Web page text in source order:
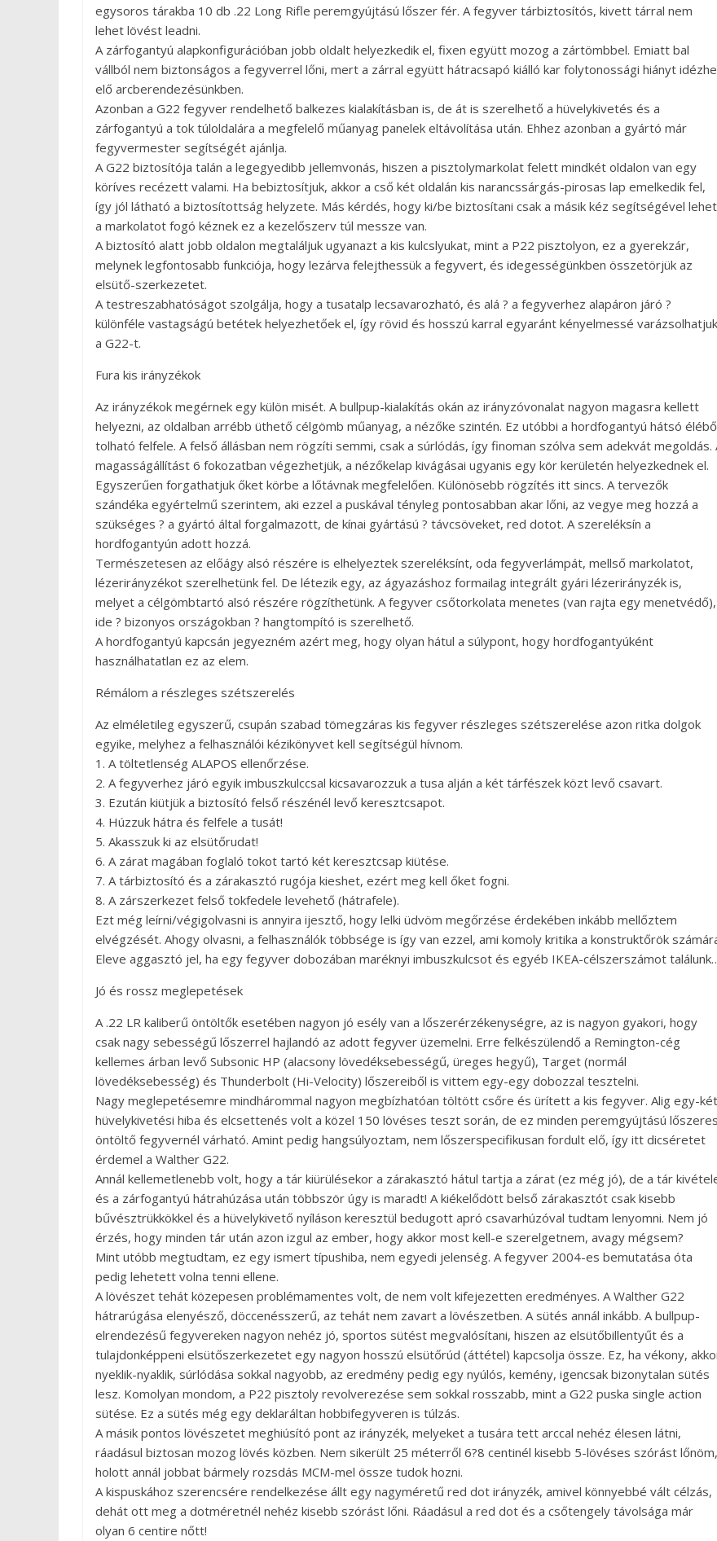
egysoros tárakba 10 db .22 Long Rifle peremgyújtású lőszer fér. A fegyver tárbiztosítós, kivett tárral nem
lehet lövést leadni.
A zárfogantyú alapkonfigurációban jobb oldalt helyezkedik el, fixen együtt mozog a zártömbbel. Emiatt bal
vállból nem biztonságos a fegyverrel lőni, mert a zárral együtt hátracsapó kiálló kar folytonossági hiányt
elő arcberendezésünkben.
Azonban a G22 fegyver rendelhető balkezes kialakításban is, de át is szerelhető a hüvelykivetés és a
zárfogantyú a tok túloldalára a megfelelő műanyag panelek eltávolítása után. Ehhez azonban a gyártó már
fegyvermester segítségét ajánlja.
A G22 biztosítója talán a legegyedibb jellemvonás, hiszen a pisztolymarkolat felett mindkét oldalon van egy
köríves recézett valami. Ha bebiztosítjuk, akkor a cső két oldalán kis narancssárgás-pirosas lap emelkedik fel,
így jól látható a biztosítottság helyzete. Más kérdés, hogy ki/be biztosítani csak a másik kéz segítségével
a markolatot fogó kéznek ez a kezelőszerv túl messze van.
A biztosító alatt jobb oldalon megtaláljuk ugyanazt a kis kulcslyukat, mint a P22 pisztolyon, ez a gyerekzár,
melynek legfontosabb funkciója, hogy lezárva felejthessük a fegyvert, és idegességünkben összetörjük az
elsütő-szerkezetet.
A testreszabhatóságot szolgálja, hogy a tusatalp lecsavarozható, és alá ? a fegyverhez alapáron járó ?
különféle vastagságú betétek helyezhetőek el, így rövid és hosszú karral egyaránt kényelmessé varázsolhatjuk
a G22-t.
Fura kis irányzékok
Az irányzékok megérnek egy külön misét. A bullpup-kialakítás okán az irányzóvonalat nagyon magasra kellett
helyezni, az oldalban arrébb üthető célgömb műanyag, a nézőke szintén. Ez utóbbi a hordfogantyú hátsó
tolható felfele. A felső állásban nem rögzíti semmi, csak a súrlódás, így finoman szólva sem adekvát megoldás.
magasságállítást 6 fokozatban végezhetjük, a nézőkelap kivágásai ugyanis egy kör kerületén helyezkednek el.
Egyszerűen forgathatjuk őket körbe a lőtávnak megfelelően. Különösebb rögzítés itt sincs. A tervezők
szándéka egyértelmű szerintem, aki ezzel a puskával tényleg pontosabban akar lőni, az vegye meg hozzá a
szükséges ? a gyártó által forgalmazott, de kínai gyártású ? távcsöveket, red dotot. A szereléksín a
hordfogantyún adott hozzá.
Természetesen az előágy alsó részére is elhelyeztek szereléksínt, oda fegyverlámpát, mellső markolatot,
lézerirányzékot szerelhetünk fel. De létezik egy, az ágyazáshoz formailag integrált gyári lézerirányzék is,
melyet a célgömbtartó alsó részére rögzíthetünk. A fegyver csőtorkolata menetes (van rajta egy menetvédő),
ide ? bizonyos országokban ? hangtompító is szerelhető.
A hordfogantyú kapcsán jegyezném azért meg, hogy olyan hátul a súlypont, hogy hordfogantyúként
használhatatlan ez az elem.
Rémálom a részleges szétszerelés
Az elméletileg egyszerű, csupán szabad tömegzáras kis fegyver részleges szétszerelése azon ritka dolgok
egyike, melyhez a felhasználói kézikönyvet kell segítségül hívnom.
1. A töltetlenség ALAPOS ellenőrzése.
2. A fegyverhez járó egyik imbuszkulccsal kicsavarozzuk a tusa alján a két tárfészek közt levő csavart.
3. Ezután kiütjük a biztosító felső részénél levő keresztcsapot.
4. Húzzuk hátra és felfele a tusát!
5. Akasszuk ki az elsütőrudat!
6. A zárat magában foglaló tokot tartó két keresztcsap kiütése.
7. A tárbiztosító és a zárakasztó rugója kieshet, ezért meg kell őket fogni.
8. A zárszerkezet felső tokfedele levehető (hátrafele).
Ezt még leírni/végigolvasni is annyira ijesztő, hogy lelki üdvöm megőrzése érdekében inkább mellőztem
elvégzését. Ahogy olvasni, a felhasználók többsége is így van ezzel, ami komoly kritika a konstruktőrök
Eleve aggasztó jel, ha egy fegyver dobozában maréknyi imbuszkulcsot és egyéb IKEA-célszerszámot
Jó és rossz meglepetések
A .22 LR kaliberű öntöltők esetében nagyon jó esély van a lőszerérzékenységre, az is nagyon gyakori, hogy
csak nagy sebességű lőszerrel hajlandó az adott fegyver üzemelni. Erre felkészülendő a Remington-cég
kellemes árban levő Subsonic HP (alacsony lövedéksebességű, üreges hegyű), Target (normál
lövedéksebesség) és Thunderbolt (Hi-Velocity) lőszereiből is vittem egy-egy dobozzal tesztelni.
Nagy meglepetésemre mindhárommal nagyon megbízhatóan töltött csőre és ürített a kis fegyver. Alig egy-két
hüvelykivetési hiba és elcsettenés volt a közel 150 lövéses teszt során, de ez minden peremgyújtású lőszeres
öntöltő fegyvernél várható. Amint pedig hangsúlyoztam, nem lőszerspecifikusan fordult elő, így itt dicséretet
érdemel a Walther G22.
Annál kellemetlenebb volt, hogy a tár kiürülésekor a zárakasztó hátul tartja a zárat (ez még jó), de a tár
és a zárfogantyú hátrahúzása után többször úgy is maradt! A kiékelődött belső zárakasztót csak kisebb
bűvésztrükkökkel és a hüvelykivető nyíláson keresztül bedugott apró csavarhúzóval tudtam lenyomni. Nem jó
érzés, hogy minden tár után azon izgul az ember, hogy akkor most kell-e szerelgetnem, avagy mégsem?
Mint utóbb megtudtam, ez egy ismert típushiba, nem egyedi jelenség. A fegyver 2004-es bemutatása óta
pedig lehetett volna tenni ellene.
A lövészet tehát közepesen problémamentes volt, de nem volt kifejezetten eredményes. A Walther G22
hátrarúgása elenyésző, döccenésszerű, az tehát nem zavart a lövészetben. A sütés annál inkább. A bullpup-
elrendezésű fegyvereken nagyon nehéz jó, sportos sütést megvalósítani, hiszen az elsütőbillentyűt és a
tulajdonképpeni elsütőszerkezetet egy nagyon hosszú elsütőrúd (áttétel) kapcsolja össze. Ez, ha vékony,
nyeklik-nyaklik, súrlódása sokkal nagyobb, az eredmény pedig egy nyúlós, kemény, igencsak bizonytalan sütés
lesz. Komolyan mondom, a P22 pisztoly revolverezése sem sokkal rosszabb, mint a G22 puska single action
sütése. Ez a sütés még egy deklaráltan hobbifegyveren is túlzás.
A másik pontos lövészetet meghiúsító pont az irányzék, melyeket a tusára tett arccal nehéz élesen látni,
ráadásul biztosan mozog lövés közben. Nem sikerült 25 méterről 6?8 centinél kisebb 5-lövéses szórást lőnöm,
holott annál jobbat bármely rozsdás MCM-mel össze tudok hozni.
A kispuskához szerencsére rendelkezése állt egy nagyméretű red dot irányzék, amivel könnyebbé vált célzás,
dehát ott meg a dotméretnél nehéz kisebb szórást lőni. Ráadásul a red dot és a csőtengely távolsága már
olyan 6 centire nőtt!